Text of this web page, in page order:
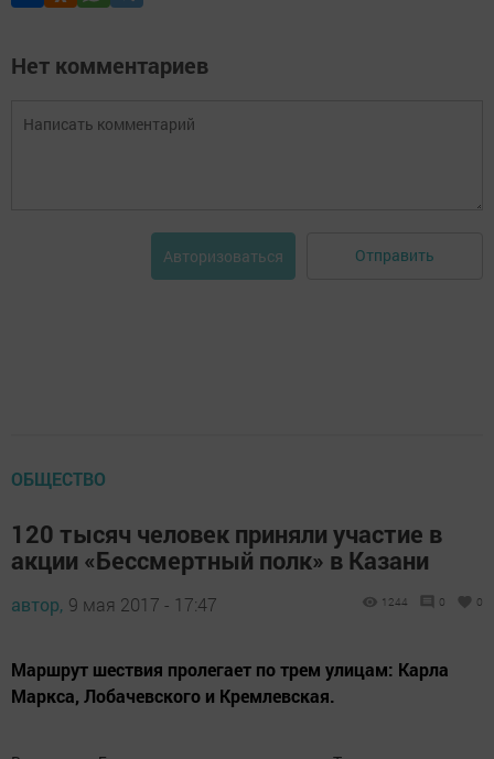
Нет комментариев
Авторизоваться Отправить
ОБЩЕСТВО
120 тысяч человек приняли участие в
акции «Бессмертный полк» в Казани
автор, 9 мая 2017 - 17:47 1244 0 0
Маршрут шествия пролегает по трем улицам: Карла
Маркса, Лобачевского и Кремлевская.